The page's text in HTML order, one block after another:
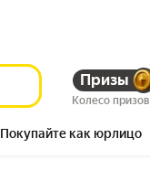
Призы
Колесо призов
Покупайте как юрлицо